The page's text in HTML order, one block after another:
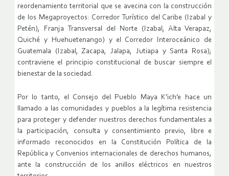
reordenamiento territorial que se avecina con la construcción
de los Megaproyectos: Corredor Turístico del Caribe (Izabal y
Petén), Franja Transversal del Norte (Izabal, Alta Verapaz,
Quiché y Huehuetenango) y el Corredor Interoceánico de
Guatemala (Izabal, Zacapa, Jalapa, Jutiapa y Santa Rosa);
contraviene el principio constitucional de buscar siempre el
bienestar de la sociedad.
Por lo tanto, el Consejo del Pueblo Maya K’ich’e hace un
llamado a las comunidades y pueblos a la legítima resistencia
para proteger y defender nuestros derechos fundamentales a
la participación, consulta y consentimiento previo, libre e
informado reconocidos en la Constitución Política de la
República y Convenios internacionales de derechos humanos,
ante la construcción de los anillos eléctricos en nuestros